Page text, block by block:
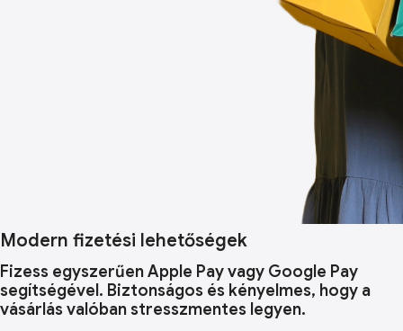
Modern fizetési lehetőségek
Fizess egyszerűen Apple Pay vagy Google Pay
segítségével. Biztonságos és kényelmes, hogy a
vásárlás valóban stresszmentes legyen.